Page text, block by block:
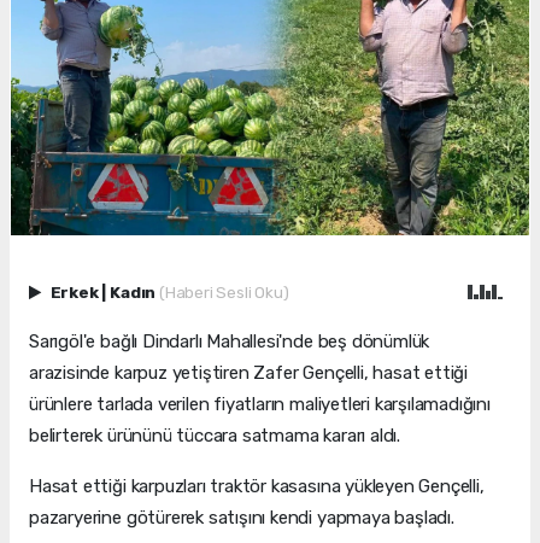
Erkek Kadın (Haberi Sesli Oku)
Sarıgöl'e bağlı Dindarlı Mahallesi'nde beş dönümlük
arazisinde karpuz yetiştiren Zafer Gençelli, hasat ettiği
ürünlere tarlada verilen fiyatların maliyetleri karşılamadığını
belirterek ürününü tüccara satmama kararı aldı.
Hasat ettiği karpuzları traktör kasasına yükleyen Gençelli,
pazaryerine götürerek satışını kendi yapmaya başladı.